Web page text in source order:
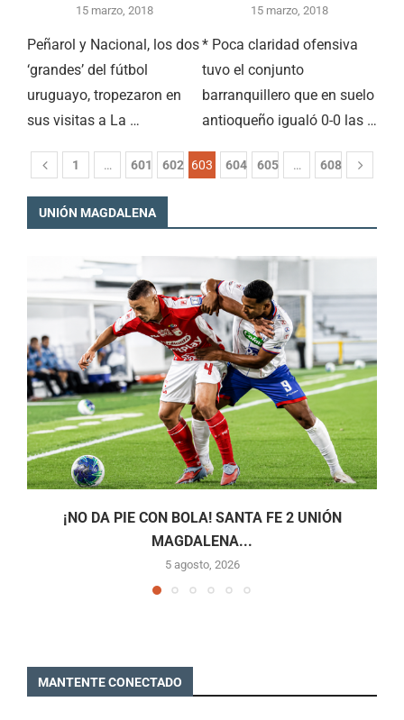
15 marzo, 2018
Peñarol y Nacional, los dos
‘grandes’ del fútbol
uruguayo, tropezaron en
sus visitas a La …
15 marzo, 2018
* Poca claridad ofensiva
tuvo el conjunto
barranquillero que en suelo
antioqueño igualó 0-0 las …
1 … 601 602 603 604 605 … 608
UNIÓN MAGDALENA
¡NO DA PIE CON BOLA! SANTA FE 2 UNIÓN
MAGDALENA...
5 agosto, 2026
MANTENTE CONECTADO